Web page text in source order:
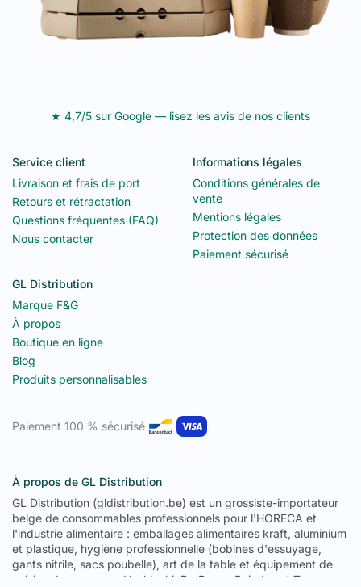
★ 4,7/5 sur Google — lisez les avis de nos clients
Service client
Livraison et frais de port
Retours et rétractation
Questions fréquentes (FAQ)
Nous contacter
Informations légales
Conditions générales de
vente
Mentions légales
Protection des données
Paiement sécurisé
GL Distribution
Marque F&G
À propos
Boutique en ligne
Blog
Produits personnalisables
Paiement 100 % sécurisé
À propos de GL Distribution
GL Distribution (gldistribution.be) est un grossiste-importateur
belge de consommables professionnels pour l'HORECA et
l'industrie alimentaire : emballages alimentaires kraft, aluminium
et plastique, hygiène professionnelle (bobines d'essuyage,
gants nitrile, sacs poubelle), art de la table et équipement de
cuisine des marques Hoshizaki, De Buyer, Pujadas et Tournus.